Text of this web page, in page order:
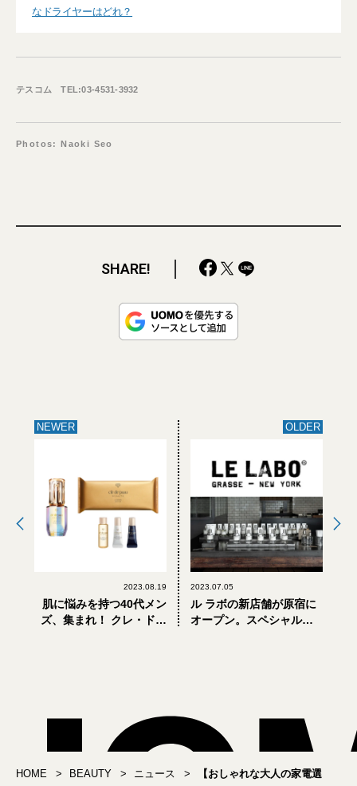
なドライヤーはどれ？
テスコム TEL:03-4531-3932
Photos: Naoki Seo
SHARE!
NEWER
2023.08.19
肌に悩みを持つ40代メン
ズ、集まれ！ クレ・ド・
OLDER
2023.07.05
ル ラボの新店舗が原宿に
オープン。スペシャルセ
HOME BEAUTY ニュース
【おしゃれな大人の家電選